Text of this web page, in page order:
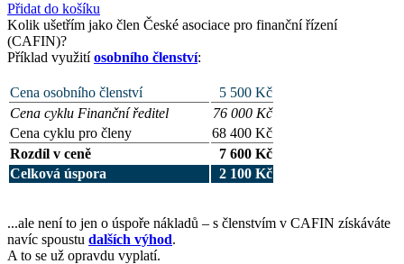
Přidat do košíku
Kolik ušetřím jako člen České asociace pro finanční řízení
(CAFIN)?
Příklad využitíosobního členství:
Cena osobního členství
5 500 Kč
Cena cyklu Finanční ředitel
76 000 Kč
Cena cyklu pro členy
68 400 Kč
Rozdíl v ceně
7 600 Kč
Celková úspora
2 100 Kč
...ale není to jen o úspoře nákladů – s členstvím v CAFIN získáváte
navíc spoustu dalších výhod.
A to se už opravdu vyplatí.